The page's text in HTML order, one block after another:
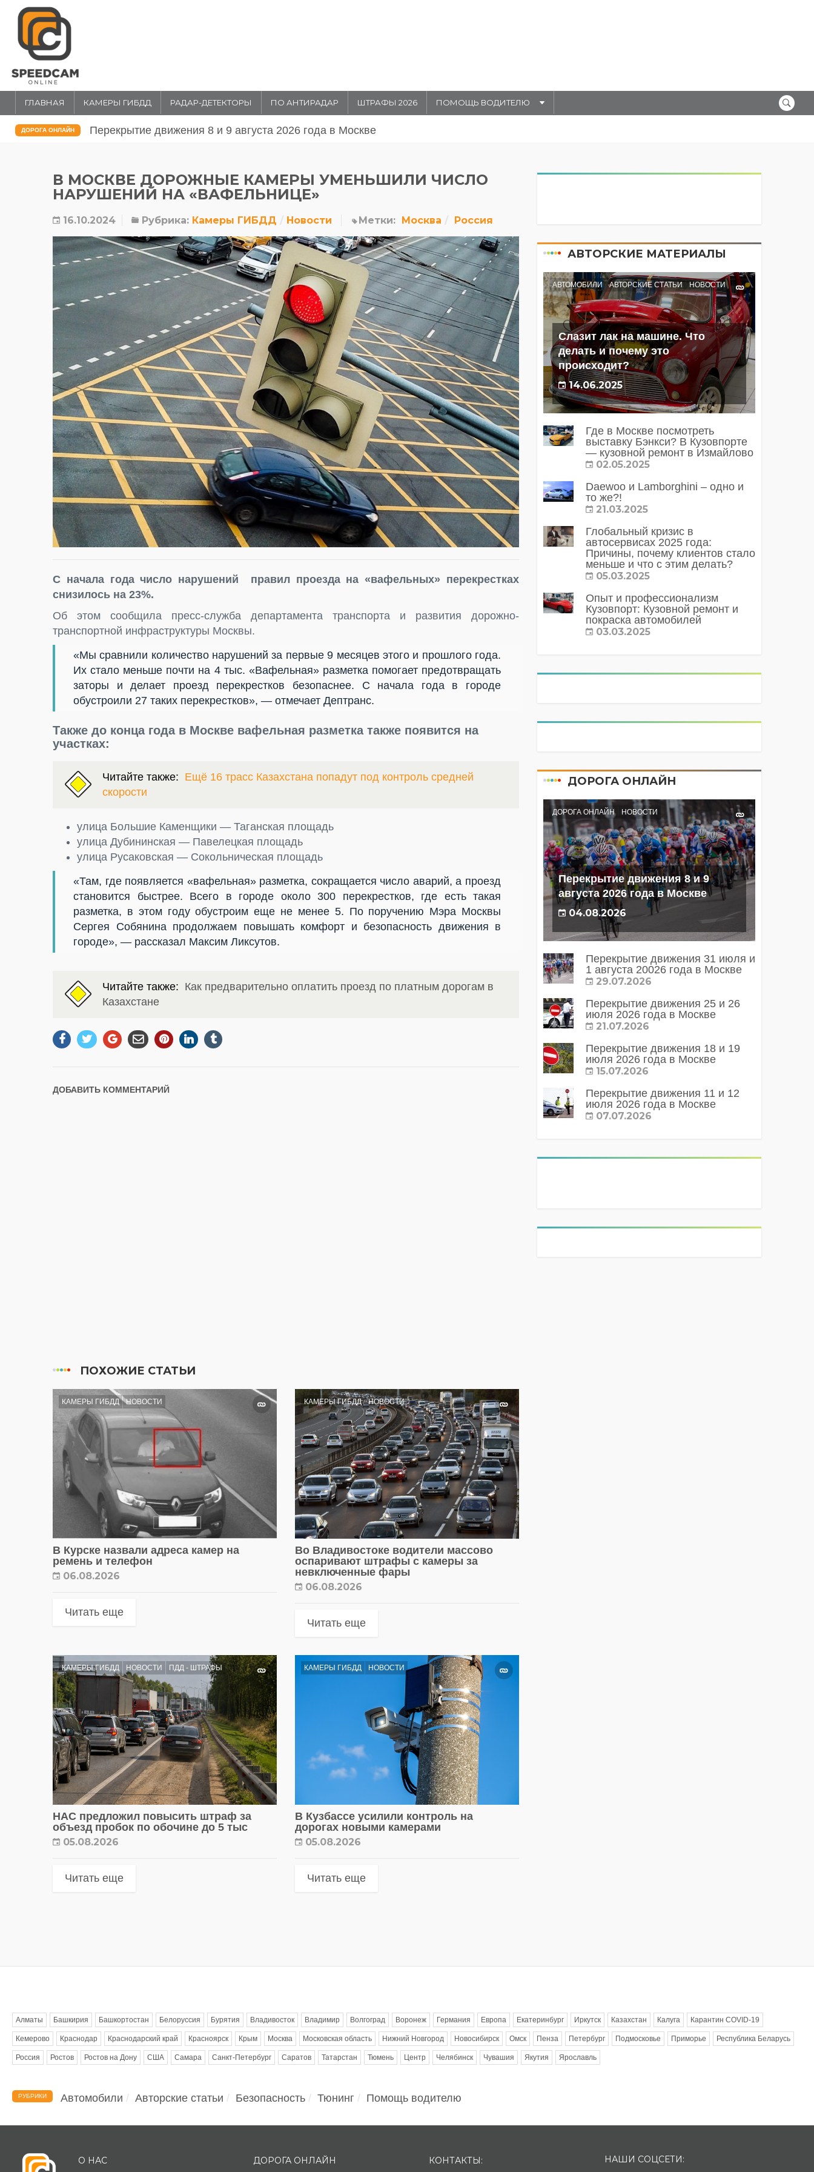
ГЛАВНАЯ КАМЕРЫ ГИБДД РАДАР-ДЕТЕКТОРЫ ПО АНТИРАДАР ШТРАФЫ 2026 ПОМОЩЬ ВОДИТЕЛЮ
ДОРОГА ОНЛАЙН Перекрытие движения 31 июля и 1 августа 20026 года в Москве
В МОСКВЕ ДОРОЖНЫЕ КАМЕРЫ УМЕНЬШИЛИ ЧИСЛО
НАРУШЕНИЙ НА «ВАФЕЛЬНИЦЕ»
16.10.2024 Рубрика: Камеры ГИБДД Новости Метки: Москва Россия
С начала года число нарушений правил проезда на «вафельных» перекрестках
снизилось на 23%.
Об этом сообщила пресс-служба департамента транспорта и развития дорожно-
транспортной инфраструктуры Москвы.
«Мы сравнили количество нарушений за первые 9 месяцев этого и прошлого года.
Их стало меньше почти на 4 тыс. «Вафельная» разметка помогает предотвращать
заторы и делает проезд перекрестков безопаснее. С начала года в городе
обустроили 27 таких перекрестков», — отмечает Дептранс.
Также до конца года в Москве вафельная разметка также появится на
участках:
Читайте также: Ещё 16 трасс Казахстана попадут под контроль средней
скорости
улица Большие Каменщики — Таганская площадь
улица Дубининская — Павелецкая площадь
улица Русаковская — Сокольническая площадь
«Там, где появляется «вафельная» разметка, сокращается число аварий, а проезд
становится быстрее. Всего в городе около 300 перекрестков, где есть такая
разметка, в этом году обустроим еще не менее 5. По поручению Мэра Москвы
Сергея Собянина продолжаем повышать комфорт и безопасность движения в
городе», — рассказал Максим Ликсутов.
Читайте также: Как предварительно оплатить проезд по платным дорогам в
Казахстане
ДОБАВИТЬ КОММЕНТАРИЙ
ПОХОЖИЕ СТАТЬИ
КАМЕРЫ ГИБДД НОВОСТИ
В Курске назвали адреса камер на
ремень и телефон
06.08.2026
Читать еще
КАМЕРЫ ГИБДД НОВОСТИ
Во Владивостоке водители массово
оспаривают штрафы с камеры за
невключенные фары
06.08.2026
Читать еще
КАМЕРЫ ГИБДД НОВОСТИ ПДД - ШТРАФЫ
НАС предложил повысить штраф за
объезд пробок по обочине до 5 тыс
05.08.2026
Читать еще
КАМЕРЫ ГИБДД НОВОСТИ
В Кузбассе усилили контроль на
дорогах новыми камерами
05.08.2026
Читать еще
АВТОРСКИЕ МАТЕРИАЛЫ
АВТОМОБИЛИ АВТОРСКИЕ СТАТЬИ НОВОСТИ
Слазит лак на машине. Что
делать и почему это
происходит?
14.06.2025
Где в Москве посмотреть
выставку Бэнкси? В Кузовпорте
— кузовной ремонт в Измайлово
02.05.2025
Daewoo и Lamborghini – одно и
то же?!
21.03.2025
Глобальный кризис в
автосервисах 2025 года:
Причины, почему клиентов стало
меньше и что с этим делать?
05.03.2025
Опыт и профессионализм
Кузовпорт: Кузовной ремонт и
покраска автомобилей
03.03.2025
ДОРОГА ОНЛАЙН
ДОРОГА ОНЛАЙН НОВОСТИ
Перекрытие движения 8 и 9
августа 2026 года в Москве
04.08.2026
Перекрытие движения 31 июля и
1 августа 20026 года в Москве
29.07.2026
Перекрытие движения 25 и 26
июля 2026 года в Москве
21.07.2026
Перекрытие движения 18 и 19
июля 2026 года в Москве
15.07.2026
Перекрытие движения 11 и 12
июля 2026 года в Москве
07.07.2026
Алматы Башкирия Башкортостан Белоруссия Бурятия Владивосток Владимир Волгоград Воронеж Германия Европа Екатеринбург Иркутск Казахстан Калуга Карантин COVID-19
Кемерово Краснодар Краснодарский край Красноярск Крым Москва Московская область Нижний Новгород Новосибирск Омск Пенза Петербург Подмосковье Приморье Республика Беларусь
Россия Ростов Ростов на Дону США Самара Санкт-Петербург Саратов Татарстан Тюмень Центр Челябинск Чувашия Якутия Ярославль
РУБРИКИ Автомобили Авторские статьи Безопасность Тюнинг Помощь водителю
О НАС ДОРОГА ОНЛАЙН КОНТАКТЫ: НАШИ СОЦСЕТИ: